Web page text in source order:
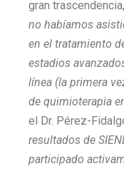
gran
no habíamos
en el tratamiento
estadios
línea (la primera
de quimioterapia
el Dr. Pérez-
resultados de
participado